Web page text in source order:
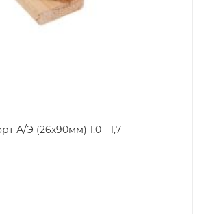
А/Э (26х90мм) 1,0 - 1,7